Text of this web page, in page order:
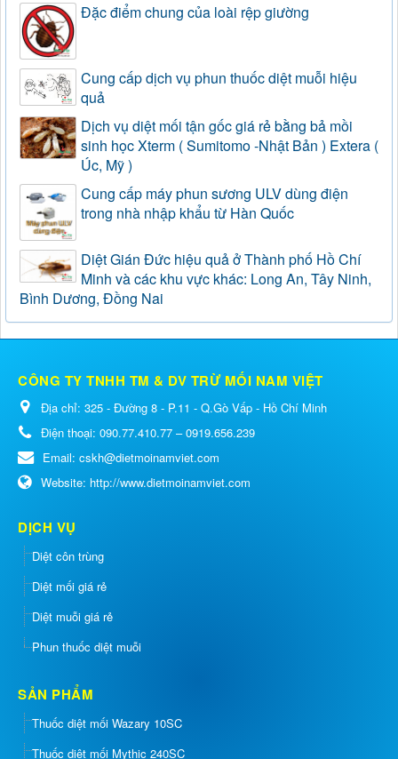
Đặc điểm chung của loài rệp giường
Cung cấp dịch vụ phun thuốc diệt muỗi hiệu
quả
Dịch vụ diệt mối tận gốc giá rẻ bằng bả mồi
sinh học Xterm ( Sumitomo -Nhật Bản ) Extera (
Úc, Mỹ )
Cung cấp máy phun sương ULV dùng điện
trong nhà nhập khẩu từ Hàn Quốc
Diệt Gián Đức hiệu quả ở Thành phố Hồ Chí
Minh và các khu vực khác: Long An, Tây Ninh,
Bình Dương, Đồng Nai
CÔNG TY TNHH TM & DV TRỪ MỐI NAM VIỆT
Địa chỉ: 325 - Đường 8 - P.11 - Q.Gò Vấp - Hồ Chí Minh
Điện thoại: 090.77.410.77 – 0919.656.239
Email: cskh@dietmoinamviet.com
Website: http://www.dietmoinamviet.com
DỊCH VỤ
Diệt côn trùng
Diệt mối giá rẻ
Diệt muỗi giá rẻ
Phun thuốc diệt muỗi
SẢN PHẨM
Thuốc diệt mối Wazary 10SC
Thuốc diệt mối Mythic 240SC